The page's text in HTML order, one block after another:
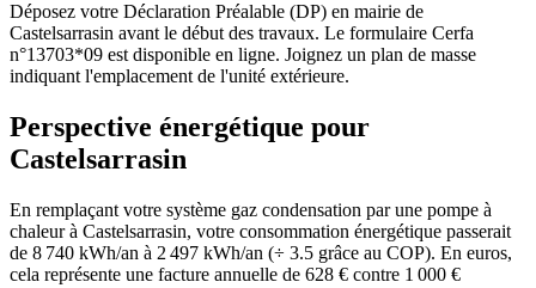
Déposez votre Déclaration Préalable (DP) en mairie de
Castelsarrasin avant le début des travaux. Le formulaire Cerfa
n°13703*09 est disponible en ligne. Joignez un plan de masse
indiquant l'emplacement de l'unité extérieure.
Perspective énergétique pour
Castelsarrasin
En remplaçant votre système gaz condensation par une pompe à
chaleur à Castelsarrasin, votre consommation énergétique passerait
de 8 740 kWh/an à 2 497 kWh/an (÷ 3.5 grâce au COP). En euros,
cela représente une facture annuelle de 628 € contre 1 000 €